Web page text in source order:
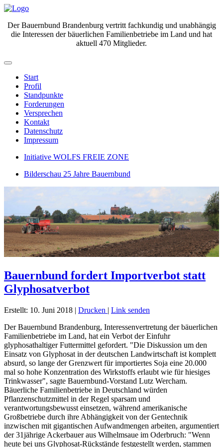
Der Bauernbund Brandenburg vertritt fachkundig und unabhängig
die Interessen der bäuerlichen Familienbetriebe im Land und hat
aktuell 470 Mitglieder.
Start
Profil
Standpunkte
Forderungen
Versprechen
Kontakt
Datenschutz
Impressum
Initiative WOLFS FREIE ZONE
Bilderschau 25 Jahre Bauernbund
Bauernbund fordert Importverbot statt
Glyphosatverbot
Erstellt: 10. Juni 2018 | Drucken | Link senden
Der Bauernbund Brandenburg, Interessenvertretung der bäuerlichen
Familienbetriebe im Land, hat ein Verbot der Einfuhr
glyphosathaltiger Futtermittel gefordert. "Die Diskussion um den
Einsatz von Glyphosat in der deutschen Landwirtschaft ist komplett
absurd, so lange der Grenzwert für importiertes Soja eine 20.000
mal so hohe Konzentration des Wirkstoffs erlaubt wie für hiesiges
Trinkwasser", sagte Bauernbund-Vorstand Lutz Wercham.
Bäuerliche Familienbetriebe in Deutschland würden
Pflanzenschutzmittel in der Regel sparsam und
verantwortungsbewusst einsetzen, während amerikanische
Großbetriebe durch ihre Abhängigkeit von der Gentechnik
inzwischen mit gigantischen Aufwandmengen arbeiten, argumentiert
der 31jährige Ackerbauer aus Wilhelmsaue im Oderbruch: "Wenn
heute bei uns Glyphosat-Rückstände festgestellt werden, stammen